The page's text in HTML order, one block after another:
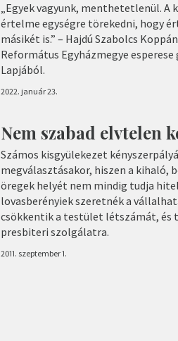
„Egyek vagyunk, menthetetlenül. A
értelme egységre törekedni, hogy
másikét is.” – Hajdú Szabolcs
Református Egyházmegye
Lapjából.
2022. január 23.
Nem szabad elvtelen
Számos kisgyülekezet
megválasztásakor, hiszen a kihaló,
öregek helyét nem mindig tudja
lovasberényiek szeretnék a
csökkentik a testület létszámát, és
presbiteri szolgálatra.
2011. szeptember 1.